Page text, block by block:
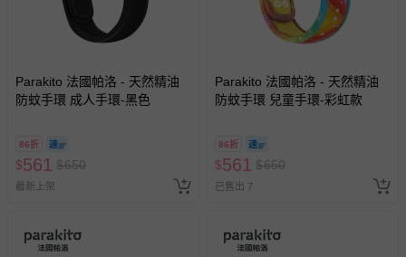
Parakito 法國帕洛 - 天然精油
防蚊手環 成人手環-黑色
86折
$561 $650
最新上架
Parakito 法國帕洛 - 天然精油
防蚊手環 兒童手環-彩虹款
86折
$561 $650
已售出 7